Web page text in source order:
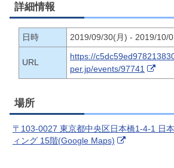
詳細情報
日時 2019/09/30(月) - 2019/10/
URL
https://
per.jp/events/97741
場所
〒103-0027 東京都中央区日本橋1-4-1 日
ィング 15階(Google Maps)